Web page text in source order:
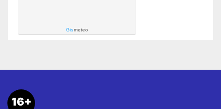
Gismeteo
16+